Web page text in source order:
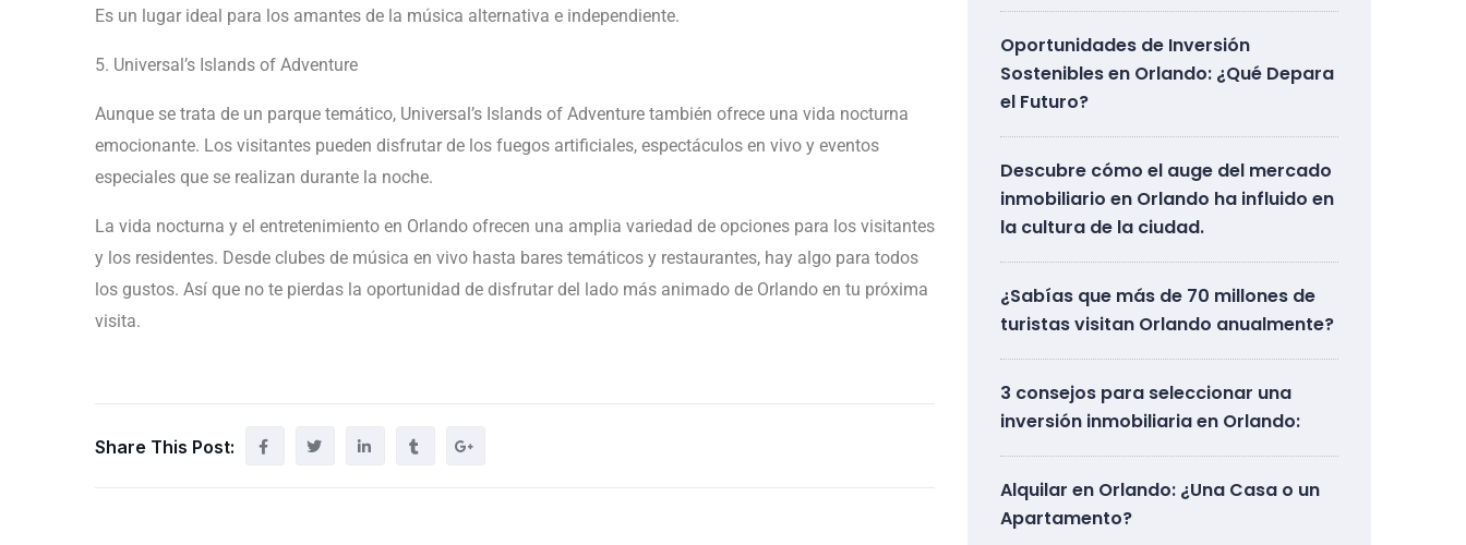
Es un lugar ideal para los amantes de la música alternativa e independiente.
5. Universal’s Islands of Adventure
Aunque se trata de un parque temático, Universal’s Islands of Adventure también ofrece una vida nocturna
emocionante. Los visitantes pueden disfrutar de los fuegos artificiales, espectáculos en vivo y eventos
especiales que se realizan durante la noche.
La vida nocturna y el entretenimiento en Orlando ofrecen una amplia variedad de opciones para los visitantes
y los residentes. Desde clubes de música en vivo hasta bares temáticos y restaurantes, hay algo para todos
los gustos. Así que no te pierdas la oportunidad de disfrutar del lado más animado de Orlando en tu próxima
visita.
Share This Post:
Oportunidades de Inversión
Sostenibles en Orlando: ¿Qué Depara
el Futuro?
Descubre cómo el auge del mercado
inmobiliario en Orlando ha influido en
la cultura de la ciudad.
¿Sabías que más de 70 millones de
turistas visitan Orlando anualmente?
3 consejos para seleccionar una
inversión inmobiliaria en Orlando:
Alquilar en Orlando: ¿Una Casa o un
Apartamento?